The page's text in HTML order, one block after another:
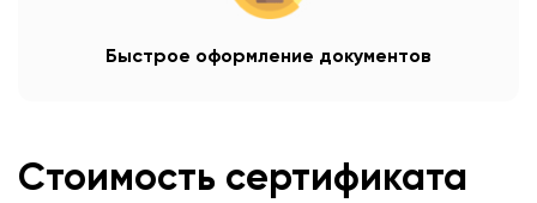
Быстрое оформление документов
Стоимость сертификата